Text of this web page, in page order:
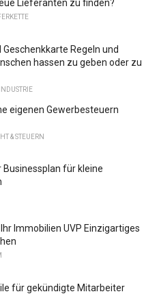
Lieferanten zu finden?
Geschenkkarte Regeln und
hassen zu geben oder zu
eigenen Gewerbesteuern
& STEUERN
für kleine
Immobilien UVP Einzigartiges
für gekündigte Mitarbeiter